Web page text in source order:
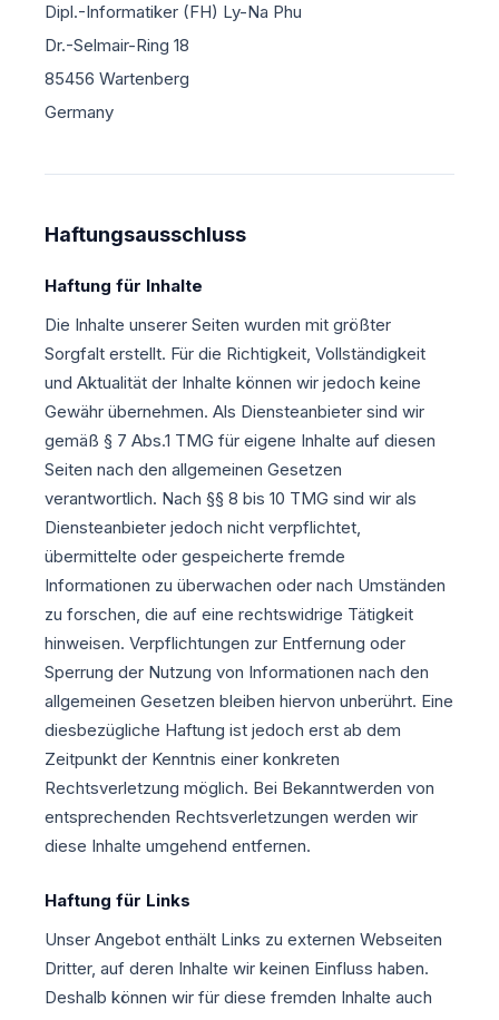
Dipl.-Informatiker (FH) Ly-Na Phu
Dr.-Selmair-Ring 18
85456 Wartenberg
Germany
Haftungsausschluss
Haftung für Inhalte
Die Inhalte unserer Seiten wurden mit größter
Sorgfalt erstellt. Für die Richtigkeit, Vollständigkeit
und Aktualität der Inhalte können wir jedoch keine
Gewähr übernehmen. Als Diensteanbieter sind wir
gemäß § 7 Abs.1 TMG für eigene Inhalte auf diesen
Seiten nach den allgemeinen Gesetzen
verantwortlich. Nach §§ 8 bis 10 TMG sind wir als
Diensteanbieter jedoch nicht verpflichtet,
übermittelte oder gespeicherte fremde
Informationen zu überwachen oder nach Umständen
zu forschen, die auf eine rechtswidrige Tätigkeit
hinweisen. Verpflichtungen zur Entfernung oder
Sperrung der Nutzung von Informationen nach den
allgemeinen Gesetzen bleiben hiervon unberührt. Eine
diesbezügliche Haftung ist jedoch erst ab dem
Zeitpunkt der Kenntnis einer konkreten
Rechtsverletzung möglich. Bei Bekanntwerden von
entsprechenden Rechtsverletzungen werden wir
diese Inhalte umgehend entfernen.
Haftung für Links
Unser Angebot enthält Links zu externen Webseiten
Dritter, auf deren Inhalte wir keinen Einfluss haben.
Deshalb können wir für diese fremden Inhalte auch